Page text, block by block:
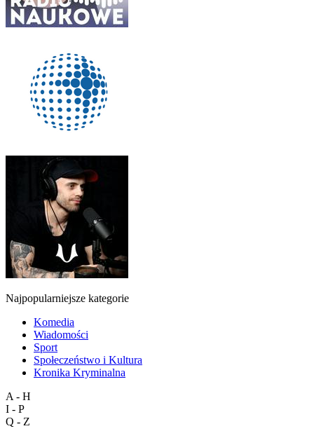
Najpopularniejsze kategorie
Komedia
Wiadomości
Sport
Społeczeństwo i Kultura
Kronika Kryminalna
A - H
I - P
Q - Z